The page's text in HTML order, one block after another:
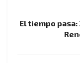
El tiempo